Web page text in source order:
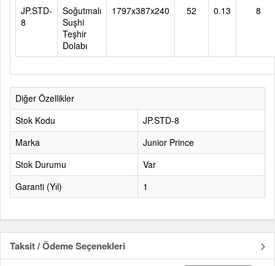
JP.STD-
8
Soğutmalı
Suşhi
Teşhir
Dolabı
1797x387x240 52 0.13 8
Diğer Özellikler
Stok Kodu
JP.STD-8
Marka
Junior Prince
Stok Durumu
Var
Garanti (Yıl)
1
Taksit / Ödeme Seçenekleri